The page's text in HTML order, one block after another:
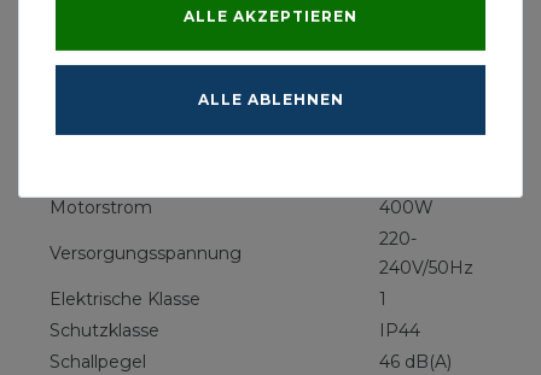
Motorstrom
400W
Versorgungsspannung
220-
240V/50Hz
Elektrische Klasse
1
Schutzklasse
IP44
Schallpegel
46 dB(A)
ALLE AKZEPTIEREN
ALLE ABLEHNEN